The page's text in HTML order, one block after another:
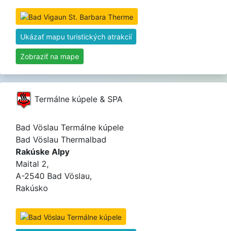
Ukázať mapu turistických atrakcií
Zobraziť na mape
Termálne kúpele & SPA
Bad Vöslau Termálne kúpele
Bad Vöslau Thermalbad
Rakúske Alpy
Maital 2,
A-2540 Bad Vöslau,
Rakúsko